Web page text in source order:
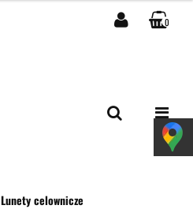
Dodaj zgłoszenie
0
Lunety celownicze